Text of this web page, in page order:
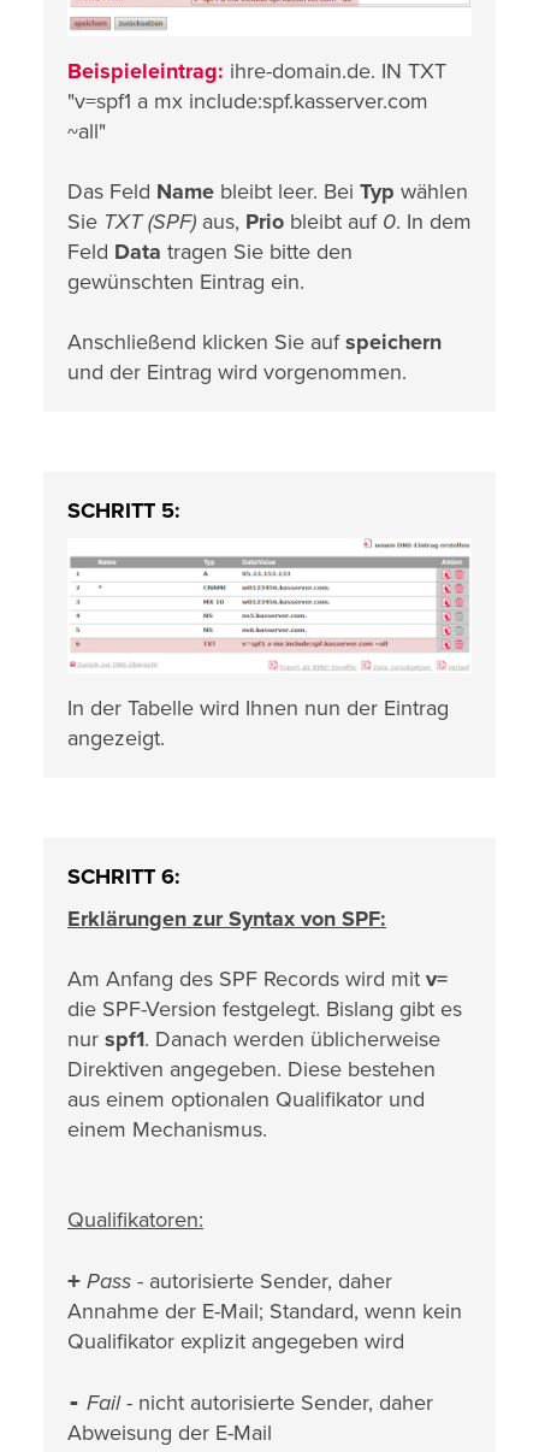
Beispieleintrag: ihre-domain.de. IN TXT
"v=spf1 a mx include:spf.kasserver.com
~all"
Das Feld Name bleibt leer. Bei Typ wählen
Sie TXT (SPF) aus, Prio bleibt auf 0. In dem
Feld Data tragen Sie bitte den
gewünschten Eintrag ein.
Anschließend klicken Sie aufspeichern
und der Eintrag wird vorgenommen.
SCHRITT 5:
In der Tabelle wird Ihnen nun der Eintrag
angezeigt.
SCHRITT 6:
Erklärungen zur Syntax von SPF:
Am Anfang des SPF Records wird mit v=
die SPF-Version festgelegt. Bislang gibt es
nur spf1. Danach werden üblicherweise
Direktiven angegeben. Diese bestehen
aus einem optionalen Qualifikator und
einem Mechanismus.
Qualifikatoren:
+ Pass - autorisierte Sender, daher
Annahme der E-Mail; Standard, wenn kein
Qualifikator explizit angegeben wird
- Fail- nicht autorisierte Sender, daher
Abweisung der E-Mail